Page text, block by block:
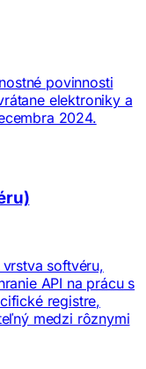
povinnosti
elektroniky a
2024.
softvéru,
API na prácu s
registre,
medzi rôznymi